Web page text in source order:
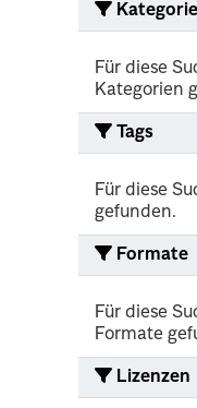
Für diese
Kategorien
Tags
Für diese
gefunden.
Formate
Für diese
Formate
Lizenzen